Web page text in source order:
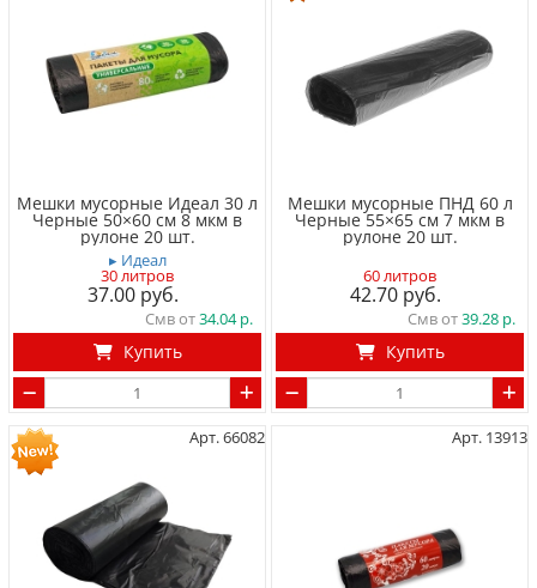
Мешки мусорные Идеал 30 л
Черные 50×60 см 8 мкм в
рулоне 20 шт.
▸ Идеал
30 литров
37.00
Смв от34.04
Купить
Мешки мусорные ПНД 60 л
Черные 55×65 см 7 мкм в
рулоне 20 шт.
60 литров
42.70
Смв от39.28
Купить
Арт. 66082 Арт. 13913